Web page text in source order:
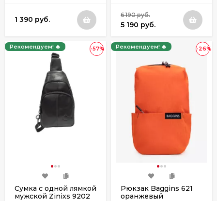
1 390 руб.
6 190 руб.
5 190 руб.
-57%
Рекомендуем! 🔥
Сумка с одной лямкой
мужской Zinixs 9202
-26%
Рекомендуем! 🔥
Рюкзак Baggins 621
оранжевый